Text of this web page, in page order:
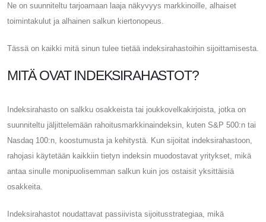
Ne on suunniteltu tarjoamaan laaja näkyvyys markkinoille, alhaiset
toimintakulut ja alhainen salkun kiertonopeus.
Tässä on kaikki mitä sinun tulee tietää indeksirahastoihin sijoittamisesta.
MITÄ OVAT INDEKSIRAHASTOT?
Indeksirahasto on salkku osakkeista tai joukkovelkakirjoista, jotka on
suunniteltu jäljittelemään rahoitusmarkkinaindeksin, kuten S&P 500:n tai
Nasdaq 100:n, koostumusta ja kehitystä. Kun sijoitat indeksirahastoon,
rahojasi käytetään kaikkiin tietyn indeksin muodostavat yritykset, mikä
antaa sinulle monipuolisemman salkun kuin jos ostaisit yksittäisiä
osakkeita.
Indeksirahastot noudattavat passiivista sijoitusstrategiaa, mikä